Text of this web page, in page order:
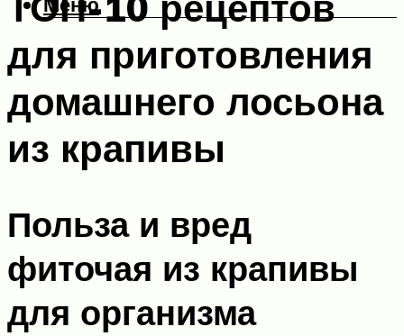
для приготовления
домашнего лосьона
из крапивы
Польза и вред
фиточая из крапивы
для организма